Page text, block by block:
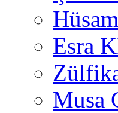
Esra
Musa